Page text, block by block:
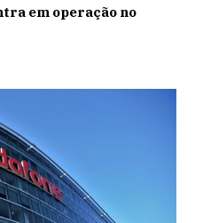
em operação no